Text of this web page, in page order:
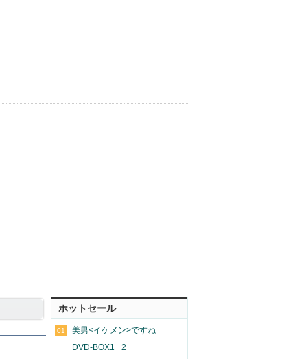
ホットセール
01
美男<イケメン>ですね
DVD-BOX1 +2